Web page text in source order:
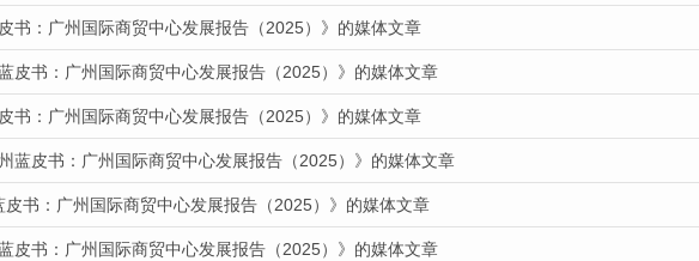
书：广州国际商贸中心发展报告（2025）》的媒体文章
皮书：广州国际商贸中心发展报告（2025）》的媒体文章
书：广州国际商贸中心发展报告（2025）》的媒体文章
蓝皮书：广州国际商贸中心发展报告（2025）》的媒体文章
书：广州国际商贸中心发展报告（2025）》的媒体文章
皮书：广州国际商贸中心发展报告（2025）》的媒体文章